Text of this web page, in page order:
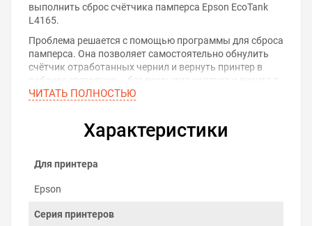
выполнить сброс счётчика памперса Epson EcoTank
L4165.
Проблема решается с помощью программы для сброса
памперса. Она позволяет самостоятельно обнулить
счётчик отработанных чернил и вернуть принтер в
рабочее состояние — без вскрытия корпуса и визита в
сервис.
сброса памперса
ЧИТАТЬ ПОЛНОСТЬЮ
Характеристики
Для принтера
Epson
Серия принтеров